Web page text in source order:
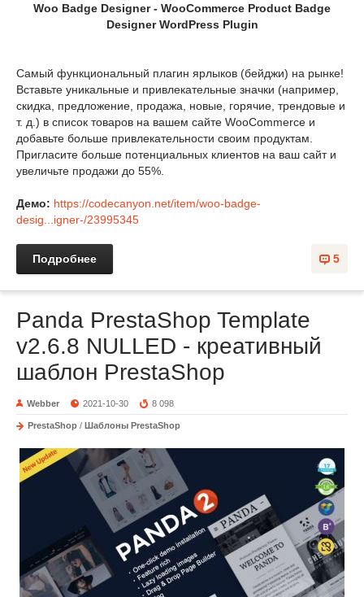
Woo Badge Designer - WooCommerce Product Badge
Designer WordPress Plugin
Самый функциональный плагин ярлыков (бейджи) на рынке!
Вставьте уникальные и привлекательные значки (например,
скидка, предложение, продажа, новые, горячие, трендовые и
т. д.) в список товаров на вашем сайте WooCommerce и
добавьте больше привлекательности своим продуктам.
Пригласите больше потенциальных клиентов на ваш сайт и
увеличьте продажи до 55%.
Демо: https://codecanyon.net/item/woo-badge-
desig...igner-/23995345
5
Подробнее
Panda PrestaShop Template
v2.6.8 NULLED - креативный
шаблон PrestaShop
Webber 2021-10-30 8 098
PrestaShop / Шаблоны PrestaShop